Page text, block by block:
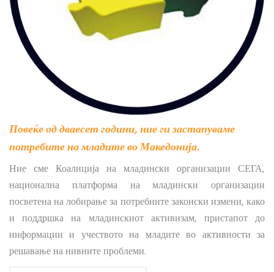
Повеќе од дваесет години, ние ги застапуваме
потребите на младите во Македонија.
Ние сме Коалиција на младински организации СЕГА,
национална платформа на младински организации
посветена на лобирање за потребните законски измени, како
и поддршка на младинскиот активизам, пристапот до
информации и учеството на младите во активности за
решавање на нивните проблеми.